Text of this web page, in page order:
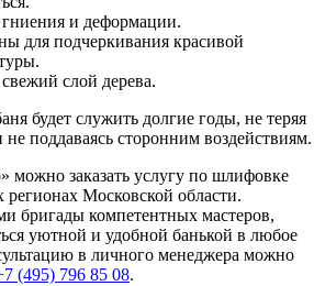
и деформации.
для подчеркивания красивой
слой дерева.
будет служить долгие годы, не теряя
поддаваясь сторонним воздействиям.
можно заказать услугу по шлифовке
Московской области.
бригады компетентных мастеров,
уютной и удобной банькой в любое
в личного менеджера можно
(495) 796 85 08.